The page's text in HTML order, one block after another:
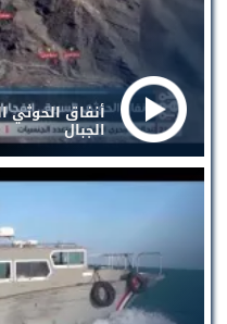
أنفاق الحوثي
الجبال